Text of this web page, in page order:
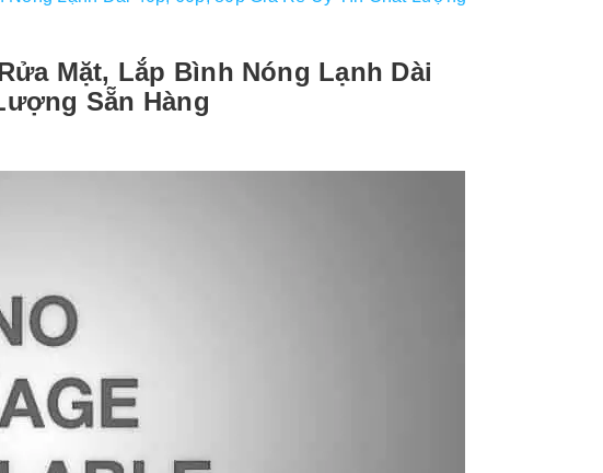
Mặt, Lắp Bình Nóng Lạnh Dài
Sẵn Hàng